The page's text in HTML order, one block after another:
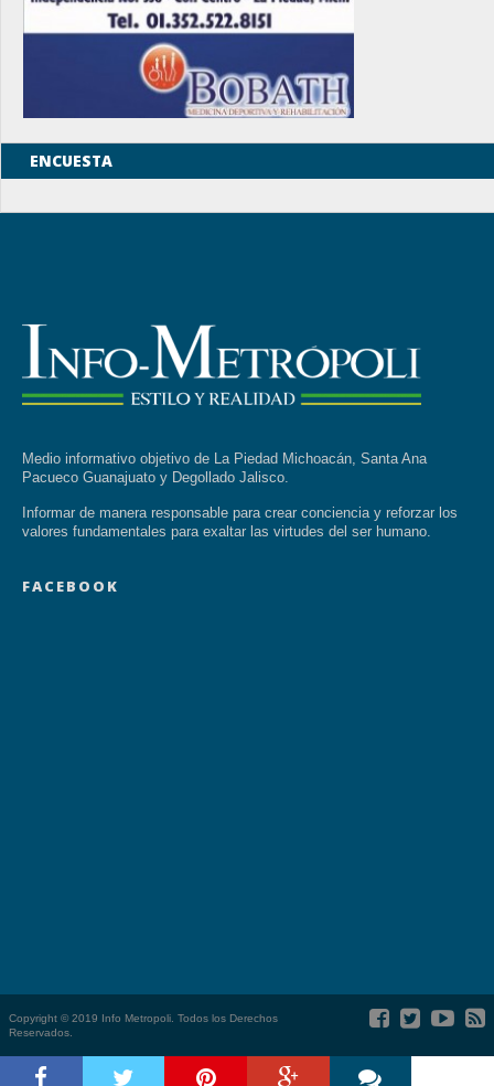
ENCUESTA
Medio informativo objetivo de La Piedad Michoacán, Santa Ana
Pacueco Guanajuato y Degollado Jalisco.
Informar de manera responsable para crear conciencia y reforzar los
valores fundamentales para exaltar las virtudes del ser humano.
FACEBOOK
Copyright © 2019 Info Metropoli. Todos los Derechos
Reservados.